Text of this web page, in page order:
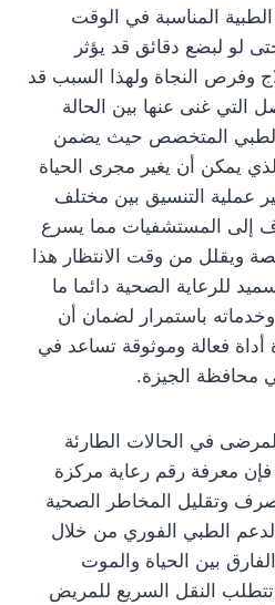
المناسبة في الوقت
لو لبضع دقائق قد يؤثر
وفرص النجاة ولهذا السبب قد
التي غنى عنها بين الحالة
الطبي المتخصص حيث يضمن
يمكن أن يغير مجرى الحياة
عملية التنسيق بين مختلف
إلى المستشفيات مما يسرع
ويقلل من وقت الانتظار هذا
للرعاية الصحية دائما ما
باستمرار لضمان أن
أداة فعالة وموثوقة تساعد في
محافظة الجيزة.
في الحالات الطارئة
فإن معرفة رقم رعاية مركزة
وتقليل المخاطر الصحية
الطبي الفوري من خلال
بين الحياة والموت
النقل السريع للمريض